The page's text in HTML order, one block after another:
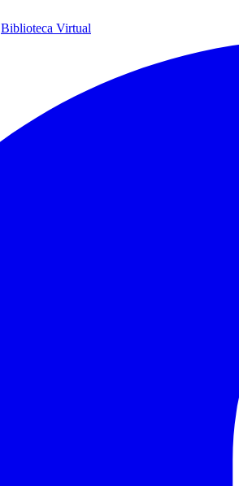
Biblioteca Virtual